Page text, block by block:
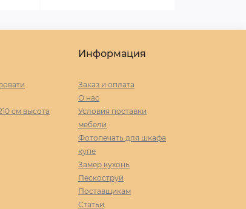
cм высота
Информация
Заказ и оплата
О нас
Условия поставки
мебели
Фотопечать для шкафа
купе
Замер кухонь
Пескоструй
Поставщикам
Статьи